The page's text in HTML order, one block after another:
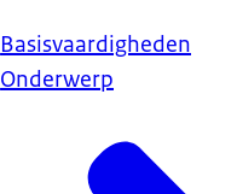
Basisvaardigheden
Onderwerp